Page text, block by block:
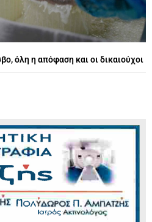
όλη η απόφαση και οι δικαιούχοι